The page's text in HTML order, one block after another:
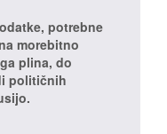
potrebne
morebitno
plina, do
političnih